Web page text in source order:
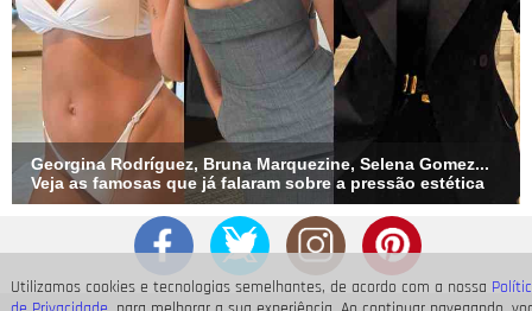
Utilizamos cookies e tecnologias semelhantes, de acordo com a nossa
Georgina Rodríguez, Bruna Marquezine, Selena Gomez...
Veja as famosas que já falaram sobre a pressão estética